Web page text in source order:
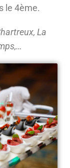
le 4ème.
La